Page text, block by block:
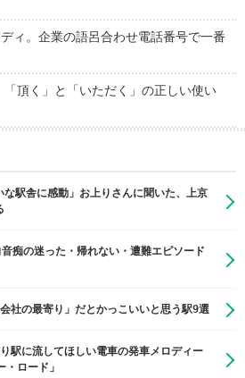
ィ。企業の語呂合わせ電話番号で一番
「頂く」と「いただく」の正しい使い
な駅舎に感動」お上りさんに聞いた、上京
痴の迷った・帰れない・遭難エピソード
社の最寄り」だとかっこいいと思う駅9選
駅に流してほしい電車の発車メロディー
ロード」